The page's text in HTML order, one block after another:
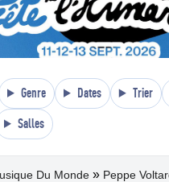
Genre Dates Trier
Salles
Du Monde » Peppe